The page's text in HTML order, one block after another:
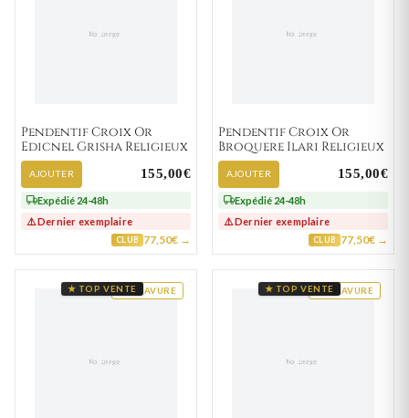
Pendentif Croix Or
Edicnel Grisha Religieux
AJOUTER 155,00€
Expédié 24-48h
⚠️ Dernier exemplaire
CLUB 77,50€ →
Pendentif Croix Or
Broquere Ilari Religieux
AJOUTER 155,00€
Expédié 24-48h
⚠️ Dernier exemplaire
CLUB 77,50€ →
GRAVURE
★ TOP VENTE GRAVURE
★ TOP VENTE